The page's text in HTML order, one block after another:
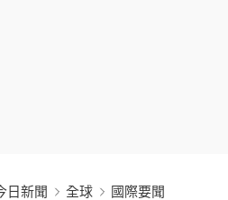
日新聞 全球 國際要聞